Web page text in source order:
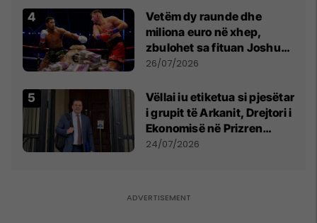
Vetëm dy raunde dhe
miliona euro në xhep,
zbulohet sa fituan Joshua
e Prenga
26/07/2026
Vëllai iu etiketua si pjesëtar
i grupit të Arkanit, Drejtori i
Ekonomisë në Prizren
mohon pretendimet
24/07/2026